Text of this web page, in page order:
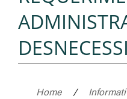
Home /